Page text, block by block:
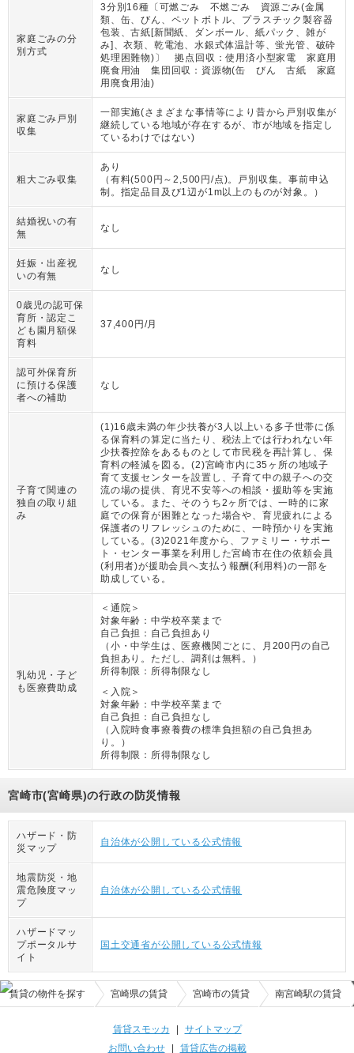
家庭ごみの分
別方式
3分別16種〔可燃ごみ 不燃ごみ 資源ごみ(金属
類、缶、びん、ペットボトル、プラスチック製容器
包装、古紙[新聞紙、ダンボール、紙パック、雑が
み]、衣類、乾電池、水銀式体温計等、蛍光管、破砕
処理困難物)〕 拠点回収：使用済小型家電 家庭用
廃食用油 集団回収：資源物(缶 びん 古紙 家庭
用廃食用油)
家庭ごみ戸別
収集
一部実施(さまざまな事情等により昔から戸別収集が
継続している地域が存在するが、市が地域を指定し
ているわけではない)
粗大ごみ収集
あり
（ 有料(500円～2,500円/点)。戸別収集。事前申込
制。指定品目及び1辺が1m以上のものが対象。
）
結婚祝いの有
無
なし
妊娠・出産祝
いの有無
なし
0歳児の認可保
育所・認定こ
ども園月額保
育料
37,400円/月
認可外保育所
に預ける保護
者への補助
なし
子育て関連の
独自の取り組
み
(1)16歳未満の年少扶養が3人以上いる多子世帯に係
る保育料の算定に当たり、税法上では行われない年
少扶養控除をあるものとして市民税を再計算し、保
育料の軽減を図る。(2)宮崎市内に35ヶ所の地域子
育て支援センターを設置し、子育て中の親子への交
流の場の提供、育児不安等への相談・援助等を実施
している。また、そのうち2ヶ所では、一時的に家
庭での保育が困難となった場合や、育児疲れによる
保護者のリフレッシュのために、一時預かりを実施
している。(3)2021年度から、ファミリー・サポー
ト・センター事業を利用した宮崎市在住の依頼会員
(利用者)が援助会員へ支払う報酬(利用料)の一部を
助成している。
乳幼児・子ど
も医療費助成
＜通院＞
対象年齢： 中学校卒業まで
自己負担： 自己負担あり
（ 小・中学生は、医療機関ごとに、月200円の自己
負担あり。ただし、調剤は無料。
）
所得制限： 所得制限なし
＜入院＞
対象年齢： 中学校卒業まで
自己負担： 自己負担なし
（ 入院時食事療養費の標準負担額の自己負担あ
り。
）
所得制限： 所得制限なし
宮崎市(宮崎県)の行政の防災情報
ハザード・防
災マップ
自治体が公開している公式情報
地震防災・地
震危険度マッ
プ
自治体が公開している公式情報
ハザードマッ
プポータルサ
イト
国土交通省が公開している公式情報
賃貸の物件を探す 宮崎県の賃貸 宮崎市の賃貸 南宮崎駅の賃貸
賃貸スモッカ | サイトマップ
お問い合わせ| 賃貸広告の掲載